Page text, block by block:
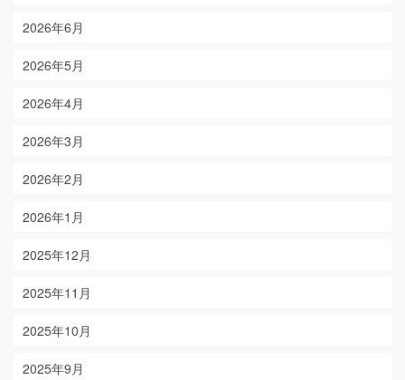
2026年6月
2026年5月
2026年4月
2026年3月
2026年2月
2026年1月
2025年12月
2025年11月
2025年10月
2025年9月